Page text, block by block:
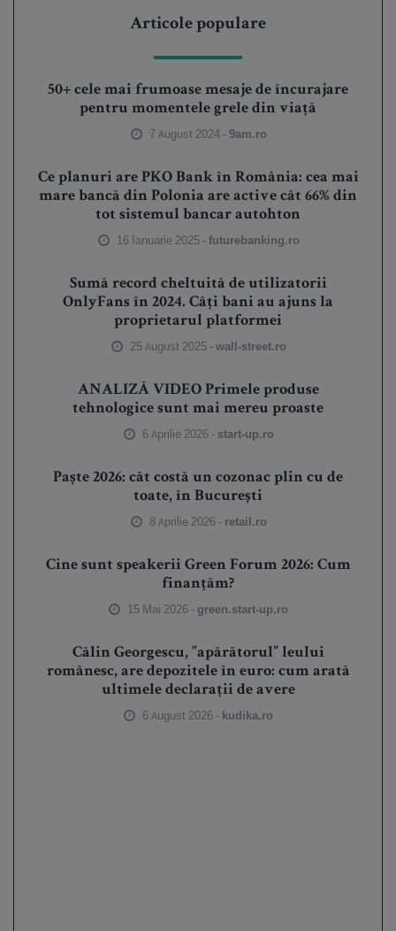
Articole populare
50+ cele mai frumoase mesaje de încurajare
pentru momentele grele din viață
7 August 2024 -9am.ro
Ce planuri are PKO Bank în România: cea mai
mare bancă din Polonia are active cât 66% din
tot sistemul bancar autohton
16 Ianuarie 2025 -futurebanking.ro
Sumă record cheltuită de utilizatorii
OnlyFans în 2024. Câți bani au ajuns la
proprietarul platformei
25 August 2025 -wall-street.ro
ANALIZĂ VIDEO Primele produse
tehnologice sunt mai mereu proaste
6 Aprilie 2026 - start-up.ro
Paște 2026: cât costă un cozonac plin cu de
toate, în București
8 Aprilie 2026 - retail.ro
Cine sunt speakerii Green Forum 2026: Cum
finanțăm?
15 Mai 2026 - green.start-up.ro
Călin Georgescu, ”apărătorul” leului
românesc, are depozitele în euro: cum arată
ultimele declarații de avere
6 August 2026 - kudika.ro